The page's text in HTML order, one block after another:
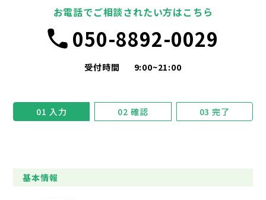
お電話でご相談されたい方はこちら
050-8892-0029
受付時間 9:00~21:00
01 入力 02 確認 03 完了
基本情報